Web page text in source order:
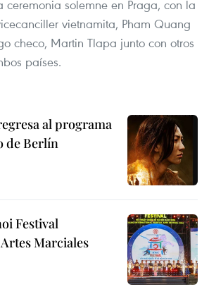
ceremonia solemne en Praga, con la
vietnamita, Pham Quang
checo, Martin Tlapa junto con otros
países.
al programa
de Berlín
Festival
Marciales